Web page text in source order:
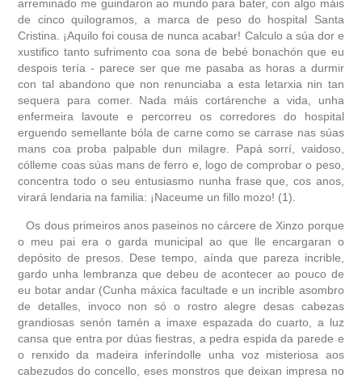
outros docs
arreminado me guindaron ao mundo para bater, con algo máis
de cinco quilogramos, a marca de peso do hospital Santa
Cristina. ¡Aquilo foi cousa de nunca acabar! Calculo a súa dor e
xustifico tanto sufrimento coa sona de bebé bonachón que eu
despois tería - parece ser que me pasaba as horas a durmir
con tal abandono que non renunciaba a esta letarxia nin tan
sequera para comer. Nada máis cortárenche a vida, unha
enfermeira lavoute e percorreu os corredores do hospital
erguendo semellante bóla de carne como se carrase nas súas
mans coa proba palpable dun milagre. Papá sorrí, vaidoso,
cólleme coas súas mans de ferro e, logo de comprobar o peso,
concentra todo o seu entusiasmo nunha frase que, cos anos,
virará lendaria na familia: ¡Naceume un fillo mozo! (1).
Os dous primeiros anos paseinos no cárcere de Xinzo porque
o meu pai era o garda municipal ao que lle encargaran o
depósito de presos. Dese tempo, aínda que pareza incrible,
gardo unha lembranza que debeu de acontecer ao pouco de
eu botar andar (Cunha máxica facultade e un incrible asombro
de detalles, invoco non só o rostro alegre desas cabezas
grandiosas senón tamén a imaxe espazada do cuarto, a luz
cansa que entra por dúas fiestras, a pedra espida da parede e
o renxido da madeira inferíndolle unha voz misteriosa aos
cabezudos do concello, eses monstros que deixan impresa no